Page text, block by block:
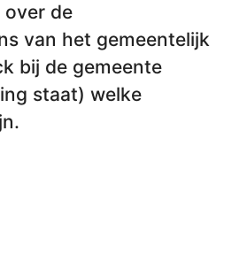
de
van het gemeentelijk
bij de gemeente
staat) welke